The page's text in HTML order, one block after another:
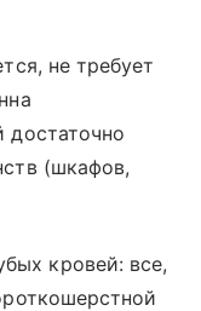
не требует
достаточно
(шкафов,
кровей: все,